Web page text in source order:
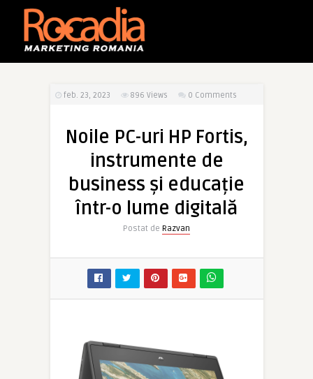
feb. 23, 2023 896 Views 0 Comments
Noile PC-uri HP Fortis,
instrumente de
business și educație
într-o lume digitală
Postat de Razvan